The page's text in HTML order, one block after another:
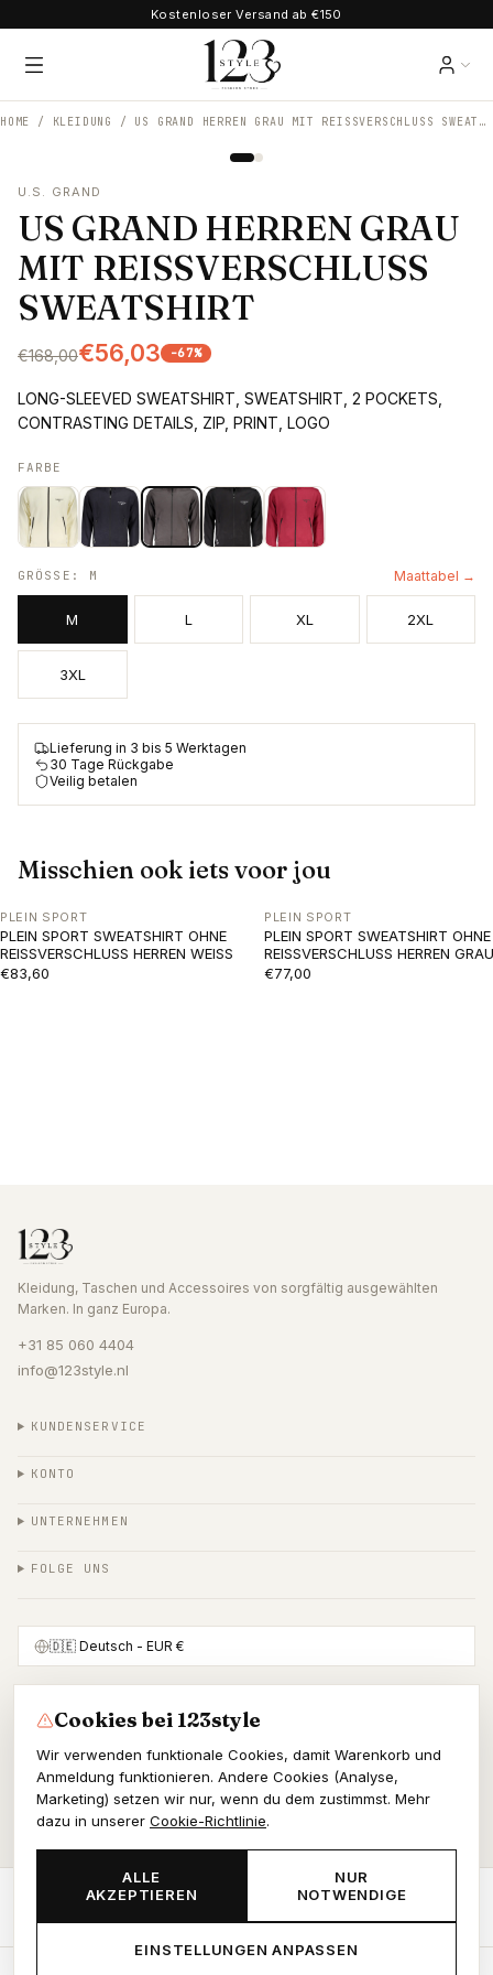
Kostenloser Versand ab €150
HOME / KLEIDUNG / US GRAND HERREN GRAU MIT REISSVERSCHLUSS SWEATSHIRT
U.S. GRAND
US GRAND HERREN GRAU
MIT REISSVERSCHLUSS
SWEATSHIRT
€168,00€56,03 -67%
LONG-SLEEVED SWEATSHIRT, SWEATSHIRT, 2 POCKETS,
CONTRASTING DETAILS, ZIP, PRINT, LOGO
FARBE
GRÖSSE : M Maattabel →
M L XL 2XL
3XL
Lieferung in 3 bis 5 Werktagen
30 Tage Rückgabe
Veilig betalen
Misschien ook iets voor jou
PLEIN SPORT
PLEIN SPORT SWEATSHIRT OHNE
REISSVERSCHLUSS HERREN WEISS
€83,60
PLEIN SPORT
PLEIN SPORT SWEATSHIRT OHNE
REISSVERSCHLUSS HERREN GRAU
€77,00
JETZT BESTELLEN -€56,03
Kleidung, Taschen und Accessoires von sorgfältig ausgewählten
Marken. In ganz Europa.
+31 85 060 4404
info@123style.nl
KUNDENSERVICE
KONTO
UNTERNEHMEN
FOLGE UNS
🇩🇪 Deutsch - EUR €
SICHER BEZAHLEN MIT
DatenschutzCookies
Cookies bei 123style
Wir verwenden funktionale Cookies, damit Warenkorb und
Anmeldung funktionieren. Andere Cookies (Analyse,
Marketing) setzen wir nur, wenn du dem zustimmst. Mehr
dazu in unserer Cookie-Richtlinie.
ALLE
AKZEPTIEREN
NUR
NOTWENDIGE
EINSTELLUNGEN ANPASSEN